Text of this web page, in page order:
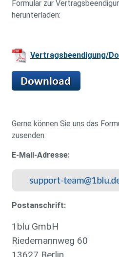
Formular zur
herunterladen:
Vertragsbeendigung/
Gerne können Sie uns das
zusenden:
E-Mail-Adresse:
Postanschrift:
1blu GmbH
Riedemannweg 60